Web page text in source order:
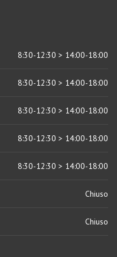
8:30-12:30 > 14:00-18:00
8:30-12:30 > 14:00-18:00
8:30-12:30 > 14:00-18:00
8:30-12:30 > 14:00-18:00
8:30-12:30 > 14:00-18:00
Chiuso
Chiuso